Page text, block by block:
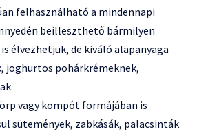
felhasználható a mindennapi
beilleszthető bármilyen
élvezhetjük, de kiváló alapanyaga
joghurtos pohárkrémeknek,
vagy kompót formájában is
sütemények, zabkásák, palacsinták